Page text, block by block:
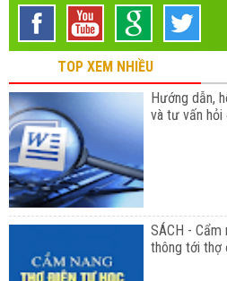
TOP XEM NHIỀU
Hướng dẫn,
và tư vấn hỏi
SÁCH -
thông tới thợ